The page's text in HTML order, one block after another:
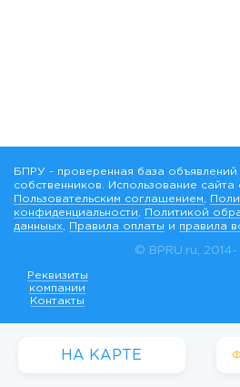
НА КАРТЕ
Реквизиты
компании
Контакты
© BPRU.ru, 2014-
БПРУ - проверенная база
собственников. Использование сайта
Пользовательским соглашением
конфиденциальности
Политикой
данныых
Правила оплаты и правила